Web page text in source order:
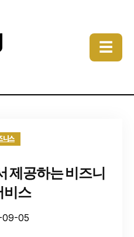
☰
니스
제공하는 비즈니
비스
09-05